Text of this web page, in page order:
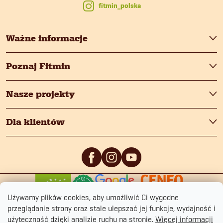
Używamy plików cookies, aby umożliwić Ci wygodne
przeglądanie strony oraz stale ulepszać jej funkcje, wydajność i
użyteczność dzięki analizie ruchu na stronie. Więcej informacji
Ważne informacje
Poznaj Fitmin
Nasze projekty
Dla klientów
fitmin_polska